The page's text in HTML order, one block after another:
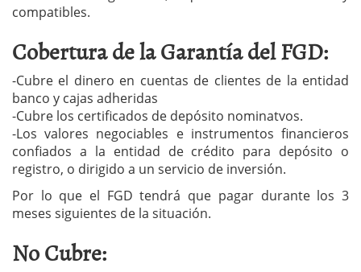
compatibles.
Cobertura de la Garantía del FGD:
-Cubre el dinero en cuentas de clientes de la entidad
banco y cajas adheridas
-Cubre los certificados de depósito nominatvos.
-Los valores negociables e instrumentos financieros
confiados a la entidad de crédito para depósito o
registro, o dirigido a un servicio de inversión.
Por lo que el FGD tendrá que pagar durante los 3
meses siguientes de la situación.
No Cubre: